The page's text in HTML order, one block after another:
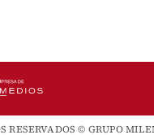
RESERVADOS © GRUPO